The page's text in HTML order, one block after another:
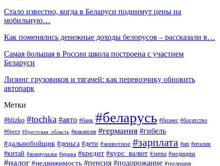
Стало известно, когда в Беларуси поднимут цены на
мобильную…
Как поменялись денежные доходы белорусов – рассказали в…
Самая большая в России школа построена с участием
Беларуси
Лизинг грузовиков и тягачей: как перевозчику обновить
автопарк
Метки
#blizko #tochka #авто #банк #беларусь #бизнес #богатство
#брест #брестская_область #вакансия #германия #гибель
#дальнобойщик #деньга #дети #животное #зарплата #ип #италия
#китай #коммуналка #кража #кредит #курс_валют #литва #медицина
#налог #недвижимость #пенсия #подорожание #полиция